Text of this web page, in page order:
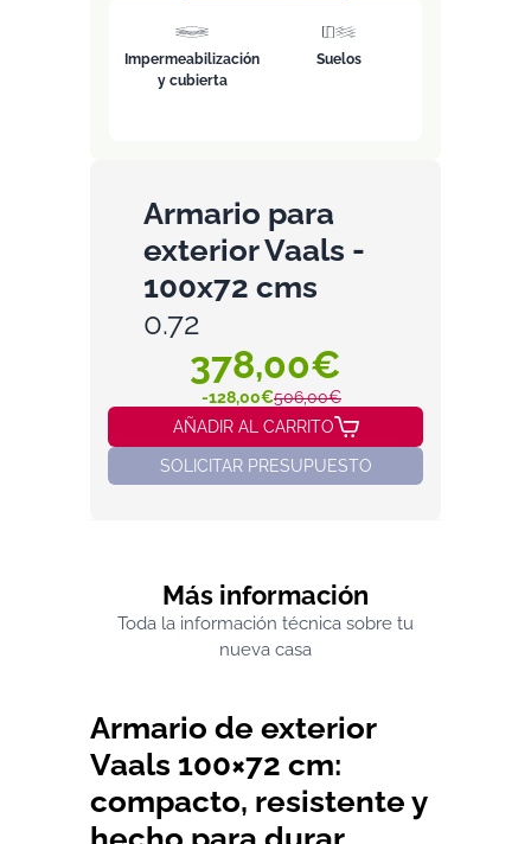
Impermeabilización
y cubierta
Suelos
Armario para
exterior Vaals -
100x72 cms
0.72
378,00€
-128,00€506,00€
AÑADIR AL CARRITO
SOLICITAR PRESUPUESTO
Más información
Toda la información técnica sobre tu
nueva casa
Armario de exterior
Vaals 100×72 cm:
compacto, resistente y